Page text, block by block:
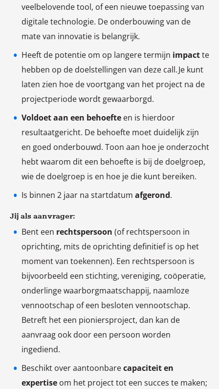
veelbelovende tool, of een nieuwe toepassing van
digitale technologie. De onderbouwing van de
mate van innovatie is belangrijk.
Heeft de potentie om op langere termijn impactte
hebben op de doelstellingen van deze call. Je kunt
laten zien hoe de voortgang van het project na de
projectperiode wordt gewaarborgd.
Voldoet aan een behoefte en is hierdoor
resultaatgericht. De behoefte moet duidelijk zijn
en goed onderbouwd. Toon aan hoe je onderzocht
hebt waarom dit een behoefte is bij de doelgroep,
wie de doelgroep is en hoe je die kunt bereiken.
Is binnen 2 jaar na startdatum afgerond.
Jij als aanvrager:
Bent een rechtspersoon (of rechtspersoon in
oprichting, mits de oprichting definitief is op het
moment van toekennen). Een rechtspersoon is
bijvoorbeeld een stichting, vereniging, coöperatie,
onderlinge waarborgmaatschappij, naamloze
vennootschap of een besloten vennootschap.
Betreft het een pioniersproject, dan kan de
aanvraag ook door een persoon worden
ingediend.
Beschikt over aantoonbarecapaciteit en
expertise om het project tot een succes te maken;